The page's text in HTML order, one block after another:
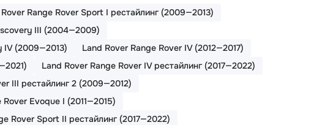
Range Rover Sport I рестайлинг (2009—2013)
III (2004—2009)
IV (2009—2013)
Land Rover Range Rover IV (2012—2017)
Land Rover Range Rover IV рестайлинг (2017—2022)
III рестайлинг 2 (2009—2012)
Evoque I (2011—2015)
Rover Sport II рестайлинг (2017—2022)